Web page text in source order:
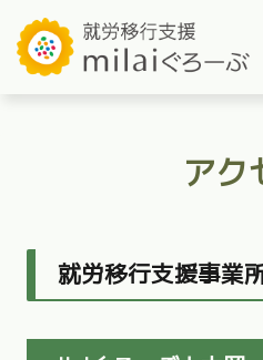
アク
就労移行支援事業